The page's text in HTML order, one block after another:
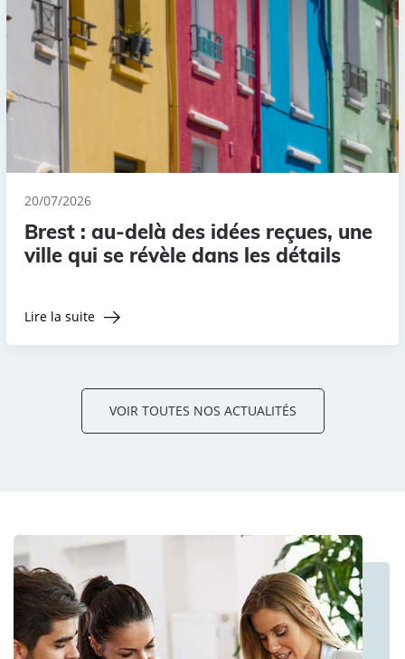
20/07/2026
Brest : au-delà des idées reçues, une
ville qui se révèle dans les détails
Lire la suite
VOIR TOUTES NOS ACTUALITÉS